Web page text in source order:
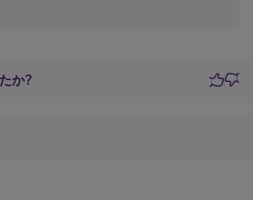
か?